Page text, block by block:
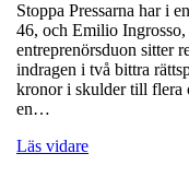
Stoppa Pressarna har i
46, och Emilio
entreprenörsduon sitter
indragen i två bittra
kronor i skulder till flera
en…
Läs vidare